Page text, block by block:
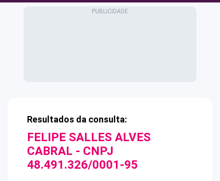
Resultados da consulta:
FELIPE SALLES ALVES
CABRAL - CNPJ
48.491.326/0001-95